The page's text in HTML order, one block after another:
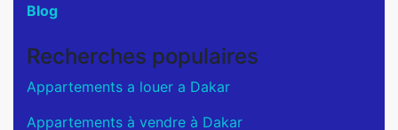
Blog
Recherches populaires
Appartements a louer a Dakar
Appartements à vendre à Dakar